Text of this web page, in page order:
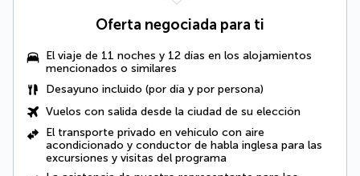
Oferta negociada para ti
El viaje de 11 noches y 12 días en los alojamientos
mencionados o similares
Desayuno incluido (por día y por persona)
Vuelos con salida desde la ciudad de su elección
El transporte privado en vehículo con aire
acondicionado y conductor de habla inglesa para las
excursiones y visitas del programa